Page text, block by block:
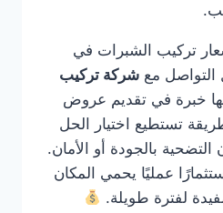
تركيب الشبرات في
التواصل مع شركة تركيب
خبرة في تقديم عروض
تستطيع اختيار الحل
التضحية بالجودة أو الأمان.
عمليًا يحمي المكان
لفترة طويلة.